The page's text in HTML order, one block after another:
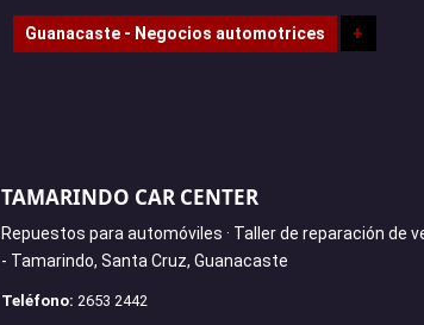
Guanacaste - Negocios automotrices +
TAMARINDO CAR CENTER
Repuestos para automóviles · Taller de reparación de
- Tamarindo, Santa Cruz, Guanacaste
Teléfono: 2653 2442